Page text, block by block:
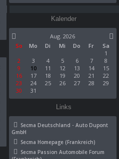
Kalender
Aug. 2026
So
Mo Di Mi Do Fr
Sa
1
2
3 4 5 6 7
8
9
10 11 12 13 14
15
16
17 18 19 20 21
22
23
24 25 26 27 28
29
30
31
Links
Secma Deutschland - Auto Dupont
GmbH
Secma Homepage (Frankreich)
Secma Passion Automobile Forum